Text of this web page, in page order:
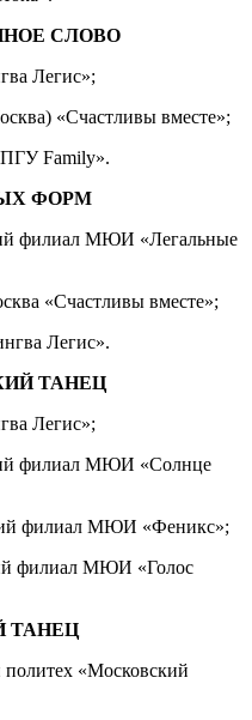
СЛОВО
Легис»;
«Счастливы вместе»;
Family».
ФОРМ
филиал МЮИ «Легальные
«Счастливы вместе»;
Легис».
ТАНЕЦ
Легис»;
филиал МЮИ «Солнце
филиал МЮИ «Феникс»;
филиал МЮИ «Голос
ТАНЕЦ
«Московский